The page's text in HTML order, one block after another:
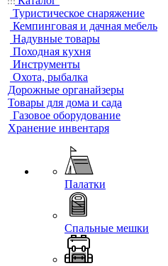
Туристическое снаряжение
Кемпинговая и дачная мебель
Надувные товары
Походная кухня
Инструменты
Охота, рыбалка
Дорожные органайзеры
Товары для дома и сада
Газовое оборудование
Хранение инвентаря
Палатки
Спальные мешки